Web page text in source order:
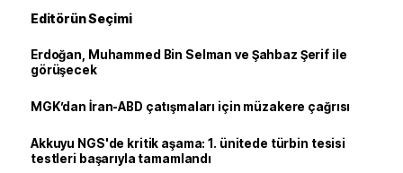
Editörün Seçimi
Erdoğan, Muhammed Bin Selman ve Şahbaz Şerif ile
görüşecek
MGK’dan İran-ABD çatışmaları için müzakere çağrısı
Akkuyu NGS'de kritik aşama: 1. ünitede türbin tesisi
testleri başarıyla tamamlandı